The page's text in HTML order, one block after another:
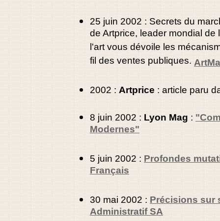
25 juin 2002 : Secrets du
de Artprice, leader mondial
l'art vous dévoile les
fil des ventes publiques.
2002 : Artprice : article paru
8 juin 2002 : Lyon Mag :
Modernes"
5 juin 2002 : Profondes
Français
30 mai 2002 : Précisions sur
Administratif SA